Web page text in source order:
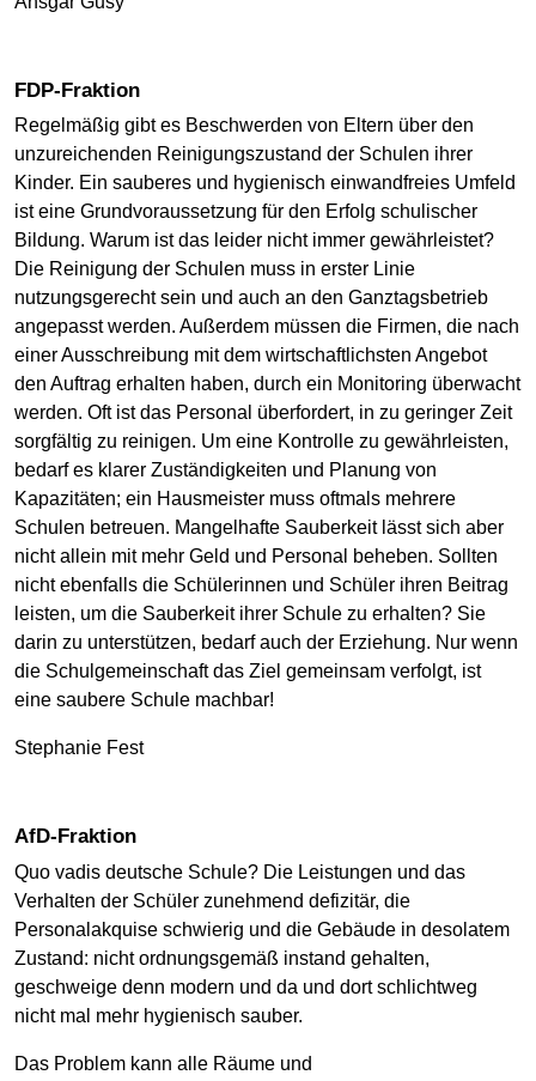
FDP-Fraktion
Regelmäßig gibt es Beschwerden von Eltern über den
unzureichenden Reinigungszustand der Schulen ihrer
Kinder. Ein sauberes und hygienisch einwandfreies Umfeld
ist eine Grundvoraussetzung für den Erfolg schulischer
Bildung. Warum ist das leider nicht immer gewährleistet?
Die Reinigung der Schulen muss in erster Linie
nutzungsgerecht sein und auch an den Ganztagsbetrieb
angepasst werden. Außerdem müssen die Firmen, die nach
einer Ausschreibung mit dem wirtschaftlichsten Angebot
den Auftrag erhalten haben, durch ein Monitoring überwacht
werden. Oft ist das Personal überfordert, in zu geringer Zeit
sorgfältig zu reinigen. Um eine Kontrolle zu gewährleisten,
bedarf es klarer Zuständigkeiten und Planung von
Kapazitäten; ein Hausmeister muss oftmals mehrere
Schulen betreuen. Mangelhafte Sauberkeit lässt sich aber
nicht allein mit mehr Geld und Personal beheben. Sollten
nicht ebenfalls die Schülerinnen und Schüler ihren Beitrag
leisten, um die Sauberkeit ihrer Schule zu erhalten? Sie
darin zu unterstützen, bedarf auch der Erziehung. Nur wenn
die Schulgemeinschaft das Ziel gemeinsam verfolgt, ist
eine saubere Schule machbar!
Stephanie Fest
AfD-Fraktion
Quo vadis deutsche Schule? Die Leistungen und das
Verhalten der Schüler zunehmend defizitär, die
Personalakquise schwierig und die Gebäude in desolatem
Zustand: nicht ordnungsgemäß instand gehalten,
geschweige denn modern und da und dort schlichtweg
nicht mal mehr hygienisch sauber.
Das Problem kann alle Räume und